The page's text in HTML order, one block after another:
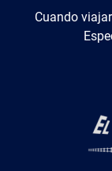
El Transiberiano
Cuando